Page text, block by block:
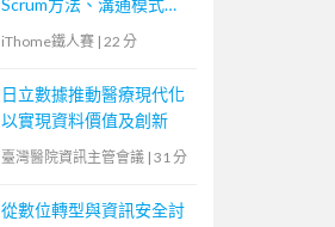
打造底層心理素質
iThome鐵人賽 | 22 分
日立數據推動醫療現代化
以實現資料價值及創新
臺灣醫院資訊主管會議 | 31 分
從數位轉型與資訊安全討